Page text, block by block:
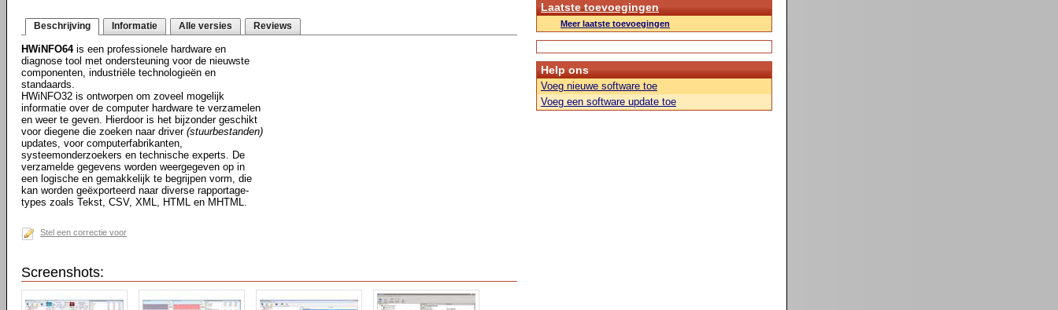
Beschrijving Informatie Alle versies Reviews
HWiNFO64is een professionele hardware en
diagnose tool met ondersteuning voor de nieuwste
componenten, industriële technologieën en
standaards.
HWiNFO32 is ontworpen om zoveel mogelijk
informatie over de computer hardware te verzamelen
en weer te geven. Hierdoor is het bijzonder geschikt
voor diegene die zoeken naar driver (stuurbestanden)
updates, voor computerfabrikanten,
systeemonderzoekers en technische experts. De
verzamelde gegevens worden weergegeven op in
een logische en gemakkelijk te begrijpen vorm, die
kan worden geëxporteerd naar diverse rapportage-
types zoals Tekst, CSV, XML, HTML en MHTML.
Stel een correctie voor
Screenshots:
Laatste toevoegingen
Meer laatste toevoegingen
Help ons
Voeg nieuwe software toe
Voeg een software update toe